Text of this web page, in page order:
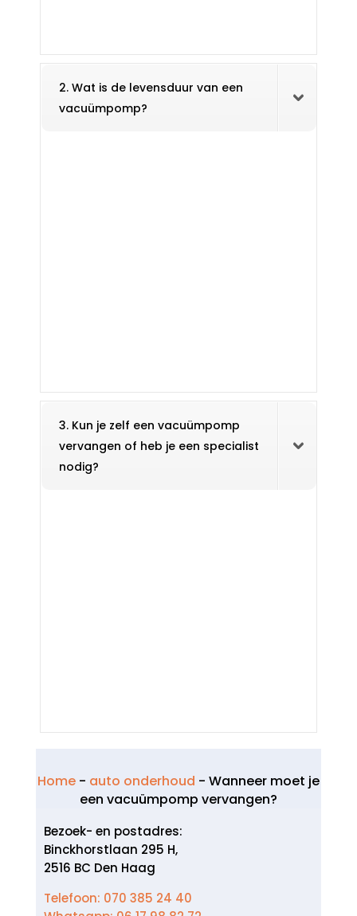
2. Wat is de levensduur van een
vacuümpomp?
3. Kun je zelf een vacuümpomp
vervangen of heb je een specialist
nodig?
Home- auto onderhoud - Wanneer moet je
een vacuümpomp vervangen?
Bezoek- en postadres:
Binckhorstlaan 295 H,
2516 BC Den Haag
Telefoon: 070 385 24 40